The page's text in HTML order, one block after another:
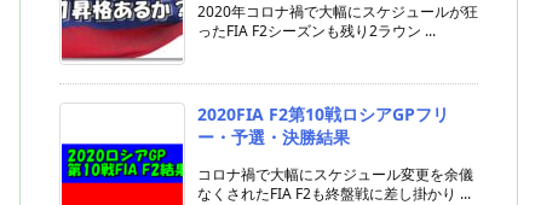
2020年コロナ禍で大幅にスケジュールが狂
ったFIA F2シーズンも残り2ラウン ...
2020FIA F2第10戦ロシアGPフリ
ー・予選・決勝結果
コロナ禍で大幅にスケジュール変更を余儀
なくされたFIA F2も終盤戦に差し掛かり ...